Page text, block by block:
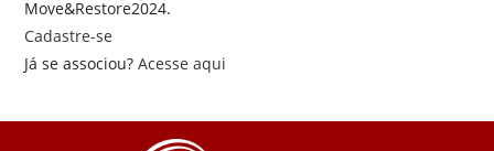
Move&Restore2024.
Cadastre-se
Já se associou?Acesse aqui